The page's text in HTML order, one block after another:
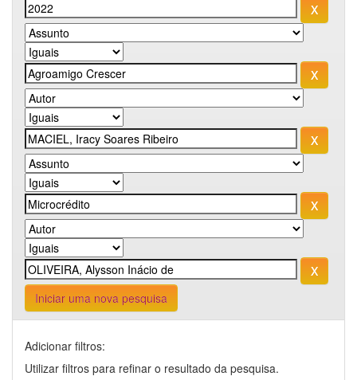
Iniciar uma nova pesquisa
Adicionar filtros:
Utilizar filtros para refinar o resultado da pesquisa.